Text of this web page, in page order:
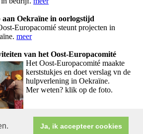
Ja, ik accepteer cookies
aan Oekraïne in oorlogstijd
Europacomié steunt projecten in
meer
van het Oost-Europacomité
Het Oost-Europacomité maakte
kerststukjes en doet verslag vn de
hulpverlening in Oekraïne.
Mer weten? klik op de foto.